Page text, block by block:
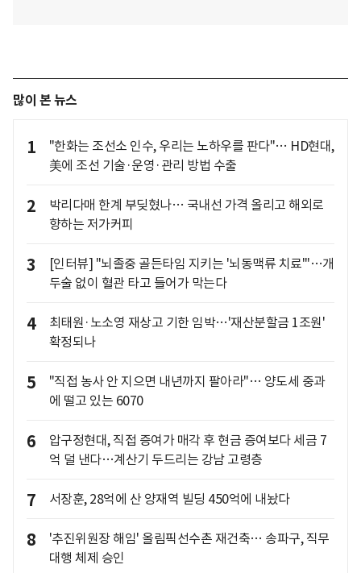
많이 본 뉴스
1
"한화는 조선소 인수, 우리는 노하우를 판다"… HD현대,
美에 조선 기술·운영·관리 방법 수출
2
박리다매 한계 부딪혔나… 국내선 가격 올리고 해외로
향하는 저가커피
3
[인터뷰] "뇌졸중 골든타임 지키는 '뇌동맥류 치료'"…개
두술 없이 혈관 타고 들어가 막는다
4
최태원·노소영 재상고 기한 임박…'재산분할금 1조원'
확정되나
5
"직접 농사 안 지으면 내년까지 팔아라"… 양도세 중과
에 떨고 있는 6070
6
압구정현대, 직접 증여가 매각 후 현금 증여보다 세금 7
억 덜 낸다…계산기 두드리는 강남 고령층
7 서장훈, 28억에 산 양재역 빌딩 450억에 내놨다
8
'추진위원장 해임' 올림픽선수촌 재건축… 송파구, 직무
대행 체제 승인